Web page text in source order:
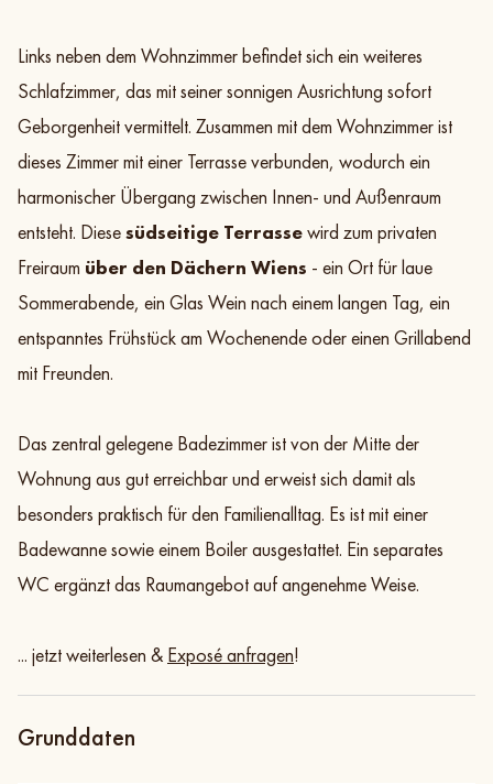
Links neben dem Wohnzimmer befindet sich ein weiteres
Schlafzimmer, das mit seiner sonnigen Ausrichtung sofort
Geborgenheit vermittelt. Zusammen mit dem Wohnzimmer ist
dieses Zimmer mit einer Terrasse verbunden, wodurch ein
harmonischer Übergang zwischen Innen- und Außenraum
entsteht. Diesesüdseitige Terrassewird zum privaten
Freiraum über den Dächern Wiens - ein Ort für laue
Sommerabende, ein Glas Wein nach einem langen Tag, ein
entspanntes Frühstück am Wochenende oder einen Grillabend
mit Freunden.
Das zentral gelegene Badezimmer ist von der Mitte der
Wohnung aus gut erreichbar und erweist sich damit als
besonders praktisch für den Familienalltag. Es ist mit einer
Badewanne sowie einem Boiler ausgestattet. Ein separates
WC ergänzt das Raumangebot auf angenehme Weise.
... jetzt weiterlesen & Exposé anfragen!
Grunddaten